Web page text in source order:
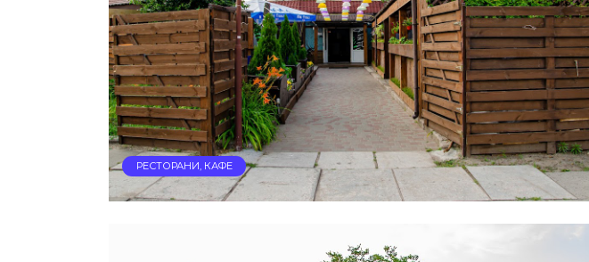
РЕСТОРАНИ, КАФЕ